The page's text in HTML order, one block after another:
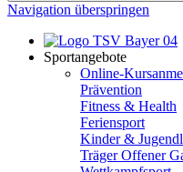
Navigation überspringen
Sportangebote
Online-
Prävention
Fitness & Health
Feriensport
Kinder &
Träger Offener